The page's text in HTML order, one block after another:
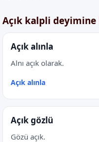
Açık kalpli
Açık alınla
Alnı açık olarak.
Açık alınla
Açık gözlü
Gözü açık.